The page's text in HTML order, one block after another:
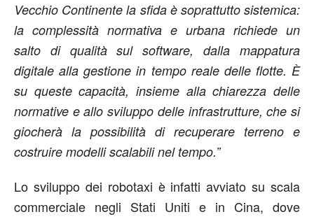
Vecchio Continente la sfida è soprattutto sistemica:
la complessità normativa e urbana richiede un
salto di qualità sul software, dalla mappatura
digitale alla gestione in tempo reale delle flotte. È
su queste capacità, insieme alla chiarezza delle
normative e allo sviluppo delle infrastrutture, che si
giocherà la possibilità di recuperare terreno e
costruire modelli scalabili nel tempo.”
Lo sviluppo dei robotaxi è infatti avviato su scala
commerciale negli Stati Uniti e in Cina, dove